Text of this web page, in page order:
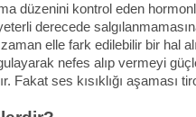
düzenini kontrol eden
derecede
elle fark edilebilir bir hal
nefes alıp vermeyi
Fakat ses kısıklığı